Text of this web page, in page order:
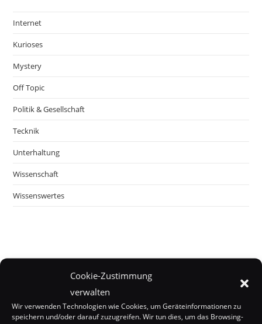
Cookie-Zustimmung
verwalten
Wir verwenden Technologien wie Cookies, um Geräteinformationen zu
speichern und/oder darauf zuzugreifen. Wir tun dies, um das Browsing-
Internet
Kurioses
Mystery
Off Topic
Politik & Gesellschaft
Tecknik
Unterhaltung
Wissenschaft
Wissenswertes